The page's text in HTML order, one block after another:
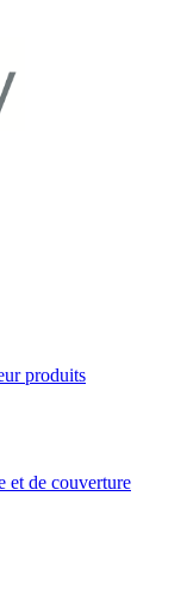
produits
et de couverture